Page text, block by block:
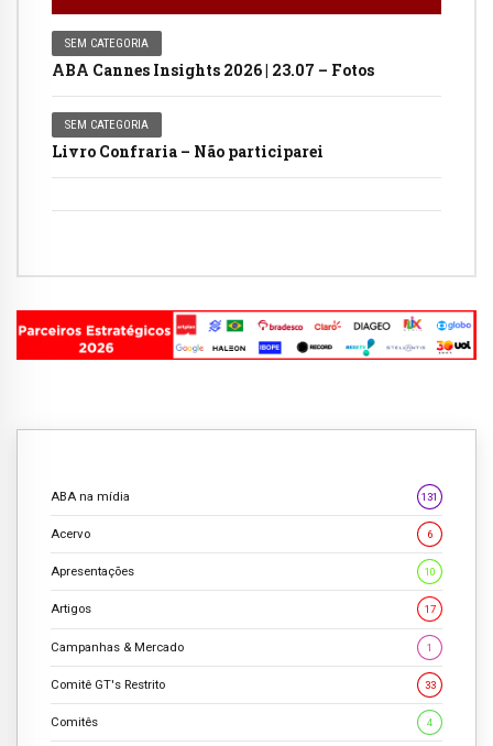
SEM CATEGORIA
ABA Cannes Insights 2026 | 23.07 – Fotos
SEM CATEGORIA
Livro Confraria – Não participarei
ABA na mídia 131
Acervo 6
Apresentações 10
Artigos 17
Campanhas & Mercado 1
Comitê GT's Restrito 33
Comitês 4